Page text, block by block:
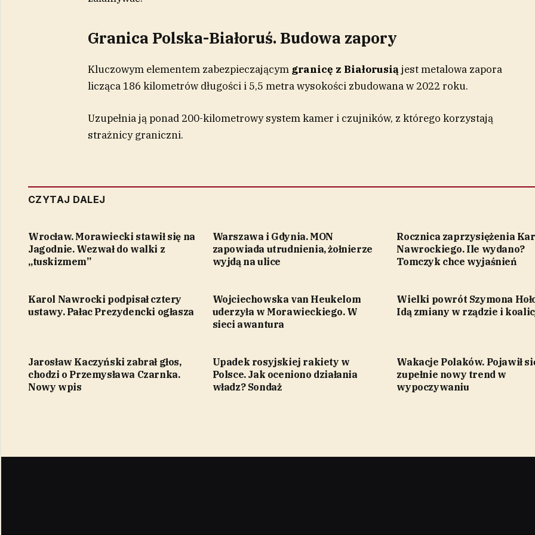
Granica Polska-Białoruś. Budowa zapory
Kluczowym elementem zabezpieczającym granicę z Białorusiąjest metalowa zapora
licząca 186 kilometrów długości i 5,5 metra wysokości zbudowana w 2022 roku.
Uzupełnia ją ponad 200-kilometrowy system kamer i czujników, z którego korzystają
strażnicy graniczni.
CZYTAJ DALEJ
Wrocław. Morawiecki stawił się na
Jagodnie. Wezwał do walki z
„tuskizmem”
Warszawa i Gdynia. MON
zapowiada utrudnienia, żołnierze
wyjdą na ulice
Rocznica zaprzysiężenia
Nawrockiego. Ile wydano?
Tomczyk chce wyjaśnień
Karol Nawrocki podpisał cztery
ustawy. Pałac Prezydencki ogłasza
Wojciechowska van Heukelom
uderzyła w Morawieckiego. W
sieci awantura
Wielki powrót Szymona
Idą zmiany w rządzie i
Jarosław Kaczyński zabrał głos,
chodzi o Przemysława Czarnka.
Nowy wpis
Upadek rosyjskiej rakiety w
Polsce. Jak oceniono działania
władz? Sondaż
Wakacje Polaków. Pojawił
zupełnie nowy trend w
wypoczywaniu